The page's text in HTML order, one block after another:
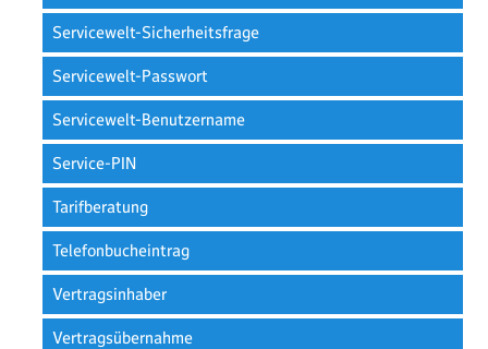
Servicewelt-Sicherheitsfrage
Servicewelt-Passwort
Servicewelt-Benutzername
Service-PIN
Tarifberatung
Telefonbucheintrag
Vertragsinhaber
Vertragsübernahme